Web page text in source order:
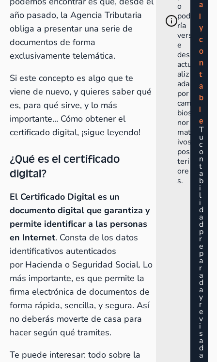
año pasado, la Agencia Tributaria
obliga a presentar una serie de
documentos de forma
exclusivamente telemática.
Si este concepto es algo que te
viene de nuevo, y quieres saber qué
es, para qué sirve, y lo más
importante… Cómo obtener el
certificado digital, ¡sigue leyendo!
¿Qué es el certificado
digital?
El Certificado Digital es un
documento digital que garantiza y
permite identificar a las personas
en Internet. Consta de los datos
identificativos autenticados
por Hacienda o Seguridad Social. Lo
más importante, es que permite la
firma electrónica de documentos de
forma rápida, sencilla, y segura. Así
no deberás moverte de casa para
hacer según qué tramites.
Te puede interesar: todo sobre la
o
pod
ría
vers
e
des
actu
aliz
ada
por
cam
bios
nor
mat
ivos
pos
teri
ore
s.
a
l
y
c
o
n
t
a
b
l
e
T
u
c
o
n
t
a
b
i
l
i
d
a
d
p
r
e
p
a
r
a
d
a
y
r
e
v
i
s
a
d
a